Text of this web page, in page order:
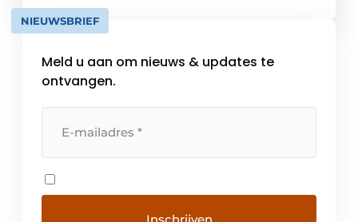
journey mapping, innovation and service
design […]
NIEUWSBRIEF
Meld u aan om nieuws & updates te
ontvangen.